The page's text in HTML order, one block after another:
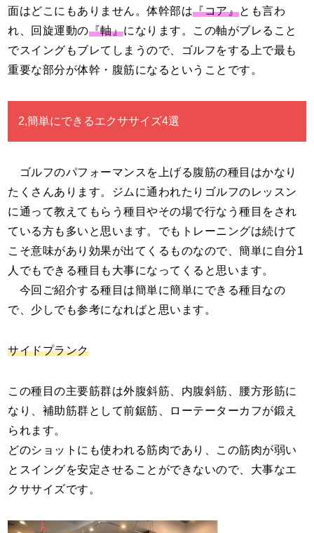
面はどこにもありません。体幹部は『コア』とも言わ
れ、回旋運動の『軸』になります。この軸がブレること
でスイングもブレてしまうので、ゴルフをする上で最も
重要な部分が体幹・腹筋になるということです。
2,簡単にできるエクササイズ4選
ゴルフのパフォーマンスを上げる腹筋の種目はかなり
たくさんあります。ジムに通われたりゴルフのレッスン
に通って教えてもらう種目やその場で行なう種目をされ
ている方も多いと思います。でもトレーニングは続けて
こそ意味があり効果が出てくるものなので、簡単に自分1
人でもできる種目も大事になってくると思います。
今回ご紹介する種目は簡単に簡単にできる種目なの
で、少しでも参考になればと思います。
サイドプランク
この種目の主要筋群は外腹斜筋、内腹斜筋、腰方形筋に
なり、補助筋群として前鋸筋、ローテーターカフが鍛え
られます。
どのショットにも使われる筋肉であり、この筋肉が弱い
とスイングを安定させることができないので、大事なエ
クササイズです。